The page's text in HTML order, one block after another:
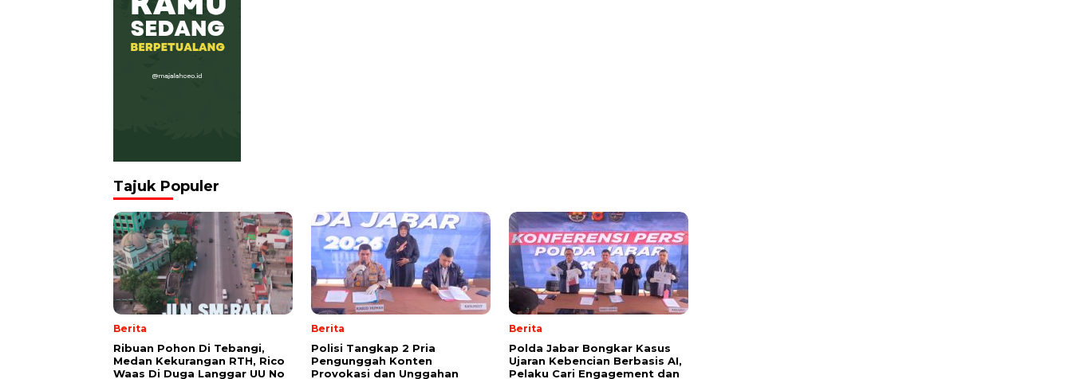
Tajuk Populer
Berita
Ribuan Pohon Di Tebangi,
Medan Kekurangan RTH, Rico
Waas Di Duga Langgar UU No
Berita
Polisi Tangkap 2 Pria
Pengunggah Konten
Provokasi dan Unggahan
Berita
Polda Jabar Bongkar Kasus
Ujaran Kebencian Berbasis AI,
Pelaku Cari Engagement dan